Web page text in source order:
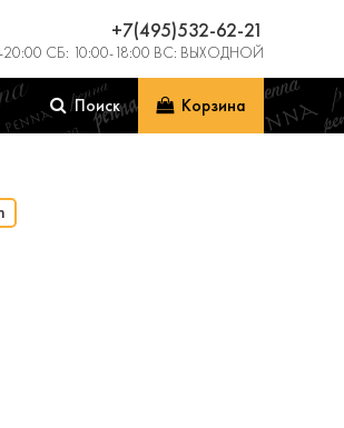
+7(495)532-62-21
20:00 СБ: 10:00-18:00 ВС: ВЫХОДНОЙ
Поиск Корзина